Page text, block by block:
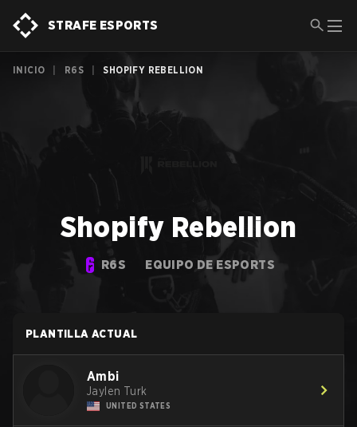
STRAFE ESPORTS
INICIO R6S SHOPIFY REBELLION
Shopify Rebellion
R6S EQUIPO DE ESPORTS
PLANTILLA ACTUAL
Ambi
Jaylen Turk
UNITED STATES